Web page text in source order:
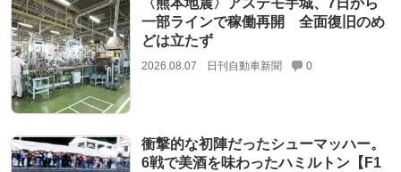
〈熊本地震〉アステモ宇城、7日から
一部ラインで稼働再開 全面復旧のめ
どは立たず
2026.08.07 日刊自動車新聞 0
衝撃的な初陣だったシューマッハー。
6戦で美酒を味わったハミルトン【F1